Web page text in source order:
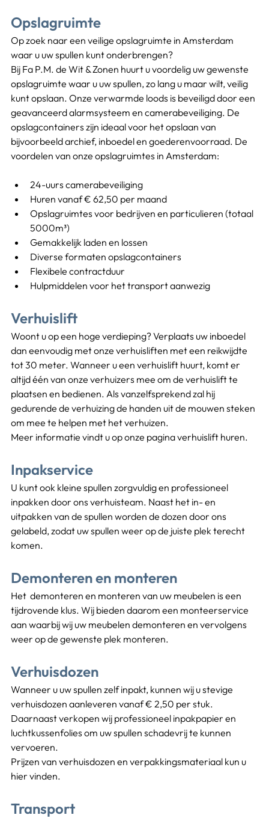
Opslagruimte
Op zoek naar een veilige opslagruimte in Amsterdam
waar u uw spullen kunt onderbrengen?
Bij Fa P.M. de Wit & Zonen huurt u voordelig uw gewenste
opslagruimte waar u uw spullen, zo lang u maar wilt, veilig
kunt opslaan. Onze verwarmde loods is beveiligd door een
geavanceerd alarmsysteem en camerabeveiliging. De
opslagcontainers zijn ideaal voor het opslaan van
bijvoorbeeld archief, inboedel en goederenvoorraad. De
voordelen van onze opslagruimtes in Amsterdam:
24-uurs camerabeveiliging
Huren vanaf € 62,50 per maand
Opslagruimtes voor bedrijven en particulieren (totaal
5000m³)
Gemakkelijk laden en lossen
Diverse formaten opslagcontainers
Flexibele contractduur
Hulpmiddelen voor het transport aanwezig
Verhuislift
Woont u op een hoge verdieping? Verplaats uw inboedel
dan eenvoudig met onze verhuisliften met een reikwijdte
tot 30 meter. Wanneer u een verhuislift huurt, komt er
altijd één van onze verhuizers mee om de verhuislift te
plaatsen en bedienen. Als vanzelfsprekend zal hij
gedurende de verhuizing de handen uit de mouwen steken
om mee te helpen met het verhuizen.
Meer informatie vindt u op onze pagina verhuislift huren.
Inpakservice
U kunt ook kleine spullen zorgvuldig en professioneel
inpakken door ons verhuisteam. Naast het in- en
uitpakken van de spullen worden de dozen door ons
gelabeld, zodat uw spullen weer op de juiste plek terecht
komen.
Demonteren en monteren
Het  demonteren en monteren van uw meubelen is een
tijdrovende klus. Wij bieden daarom een monteerservice
aan waarbij wij uw meubelen demonteren en vervolgens
weer op de gewenste plek monteren.
Verhuisdozen
Wanneer u uw spullen zelf inpakt, kunnen wij u stevige
verhuisdozen aanleveren vanaf € 2,50 per stuk.
Daarnaast verkopen wij professioneel inpakpapier en
luchtkussenfolies om uw spullen schadevrij te kunnen
vervoeren.
Prijzen van verhuisdozen en verpakkingsmateriaal kun u
hier vinden.
Transport